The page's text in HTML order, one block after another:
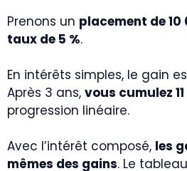
Prenons un placement de
taux de 5 %.
En intérêts simples, le gain
Après 3 ans, vous cumulez
progression linéaire.
Avec l’intérêt composé, les
mêmes des gains. Le